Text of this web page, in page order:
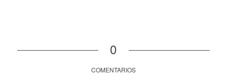
0
COMENTARIOS